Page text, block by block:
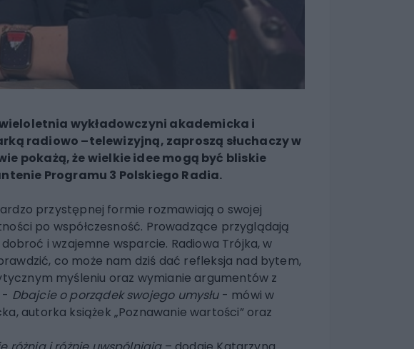
wykładowczyni akademicka i
radiowo –telewizyjną, zaproszą słuchaczy w
pokażą, że wielkie idee mogą być bliskie
Programu 3 Polskiego Radia.
przystępnej formie rozmawiają o swojej
po współczesność. Prowadzące przyglądają
i wzajemne wsparcie. Radiowa Trójka, w
co może nam dziś dać refleksja nad bytem,
myśleniu oraz wymianie argumentów z
- Dbajcie o porządek swojego umysłu- mówi w
autorka książek „Poznawanie wartości” oraz